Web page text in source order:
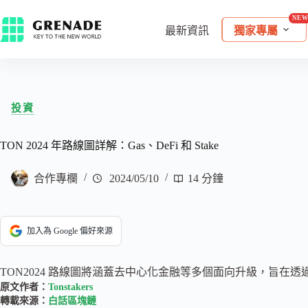
最新資訊 獨家專屬
投資
TON 2024 年路線圖詳解：Gas、DeFi 和 Stake
合作專欄 2024/05/10 14 分鐘
加入為 Google 偏好來源
TON2024 路線圖將涵蓋去中心化金融等多個面向升級，旨在
原文作者： Tonstakers
轉載來源： 白話區塊鏈